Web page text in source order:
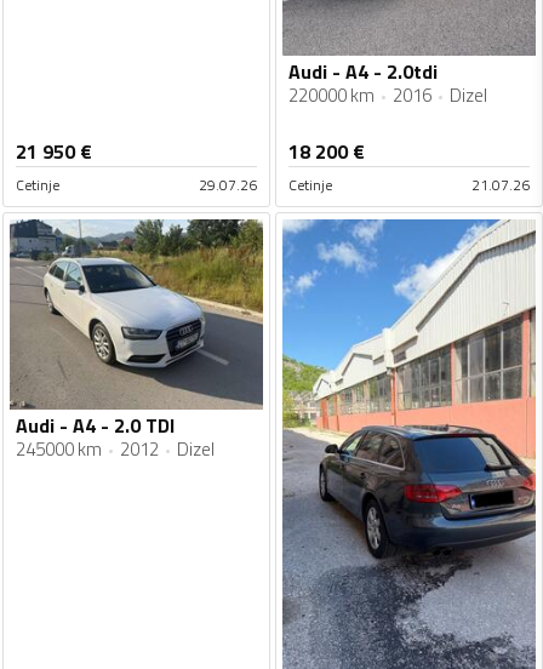
21 950€
Cetinje 29.07.26
Audi - A4 - 2.0tdi
220000 km 2016 Dizel
18 200€
Cetinje 21.07.26
Audi - A4 - 2.0 TDI
245000 km 2012 Dizel